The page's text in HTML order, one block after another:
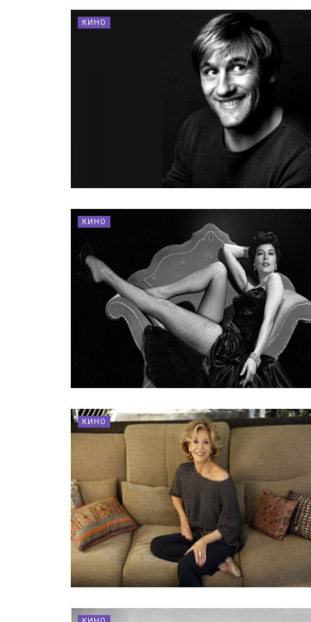
КИНО
КИНО
КИНО